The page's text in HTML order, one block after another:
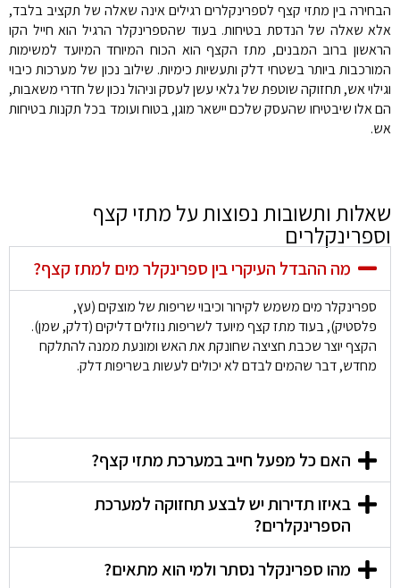
הבחירה בין מתזי קצף לספרינקלרים רגילים אינה שאלה של תקציב בלבד,
אלא שאלה של הנדסת בטיחות. בעוד שהספרינקלר הרגיל הוא חייל הקו
הראשון ברוב המבנים, מתז הקצף הוא הכוח המיוחד המיועד למשימות
המורכבות ביותר בשטחי דלק ותעשיות כימיות. שילוב נכון של מערכות כיבוי
וגילוי אש, תחזוקה שוטפת של גלאי עשן לעסק וניהול נכון של חדרי משאבות,
הם אלו שיבטיחו שהעסק שלכם יישאר מוגן, בטוח ועומד בכל תקנות בטיחות
אש.
שאלות ותשובות נפוצות על מתזי קצף
וספרינקלרים
מה ההבדל העיקרי בין ספרינקלר מים למתז קצף?
ספרינקלר מים משמש לקירור וכיבוי שריפות של מוצקים (עץ,
פלסטיק), בעוד מתז קצף מיועד לשריפות נוזלים דליקים (דלק, שמן).
הקצף יוצר שכבת חציצה שחונקת את האש ומונעת ממנה להתלקח
מחדש, דבר שהמים לבדם לא יכולים לעשות בשריפות דלק.
האם כל מפעל חייב במערכת מתזי קצף?
באיזו תדירות יש לבצע תחזוקה למערכת
הספרינקלרים?
מהו ספרינקלר נסתר ולמי הוא מתאים?